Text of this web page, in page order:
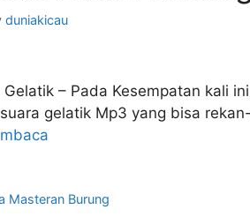
duniakicau
Gelatik – Pada Kesempatan kali
gelatik Mp3 yang bisa
Masteran Burung